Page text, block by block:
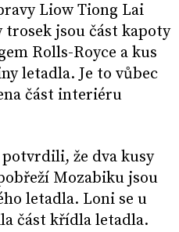
Liow Tiong Lai
trosek jsou část kapoty
Rolls-Royce a kus
letadla. Je to vůbec
část interiéru
že dva kusy
Mozabiku jsou
letadla. Loni se u
část křídla letadla.